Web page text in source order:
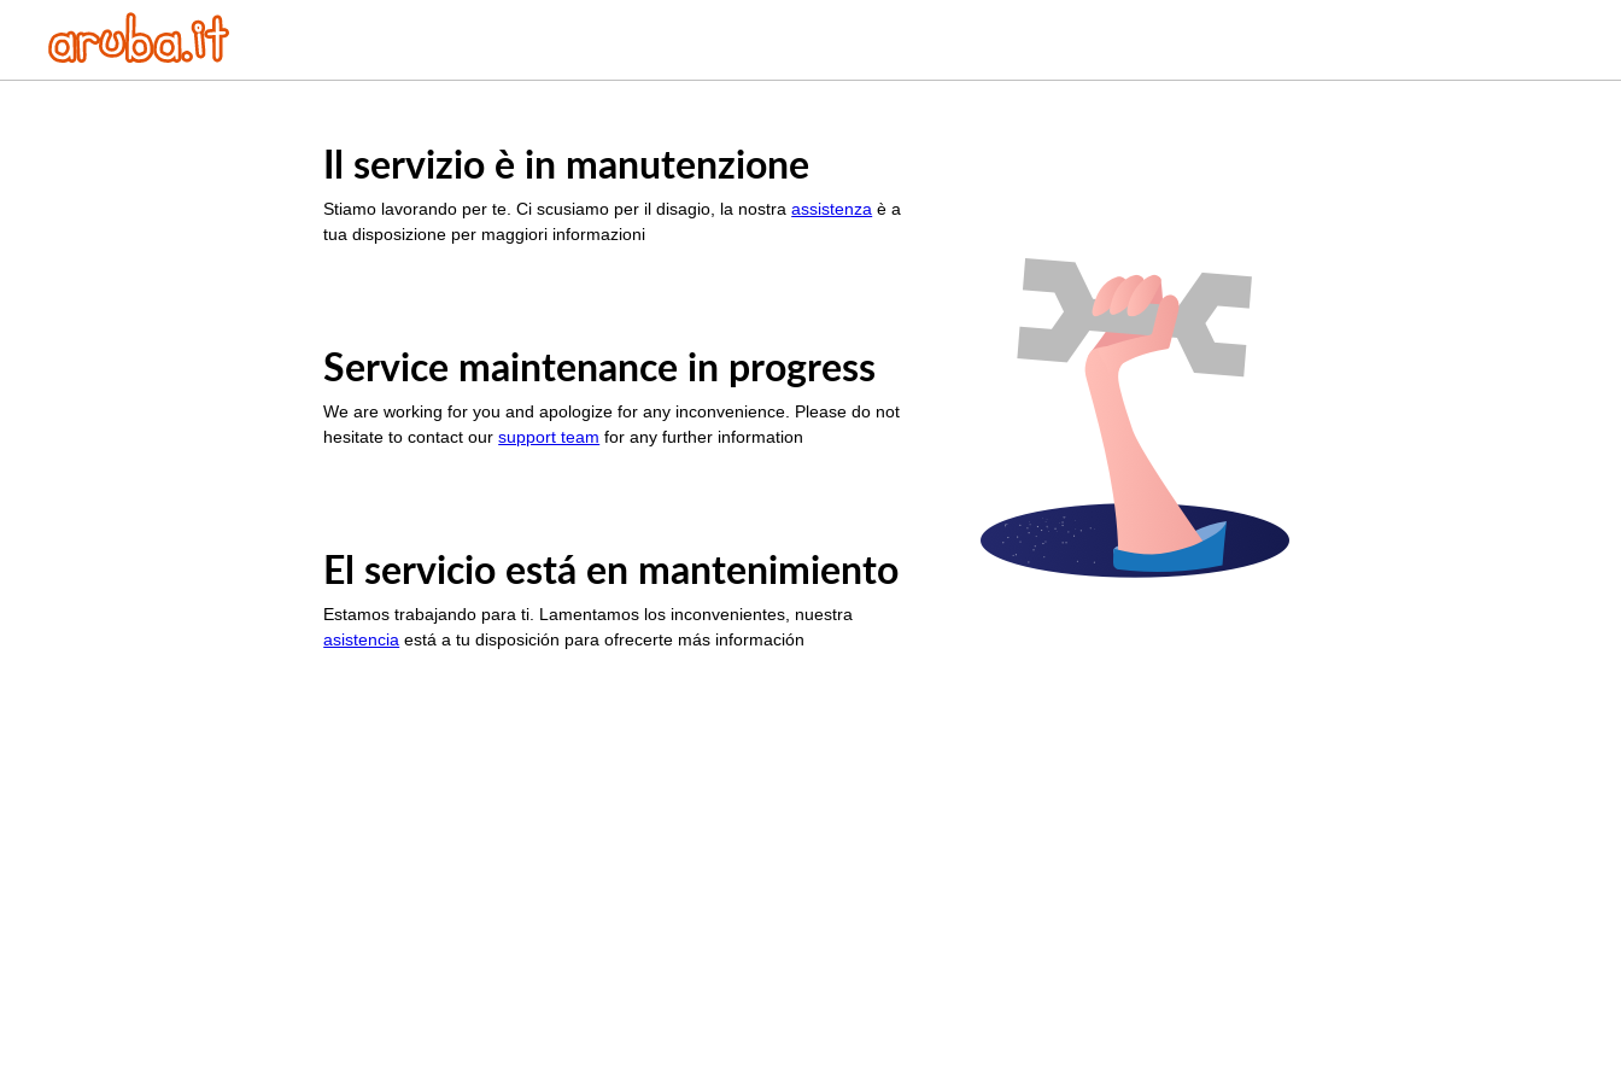
Il servizio è in manutenzione
Stiamo lavorando per te. Ci scusiamo per il disagio, la nostraassistenza è a
tua disposizione per maggiori informazioni
Service maintenance in progress
We are working for you and apologize for any inconvenience. Please do not
hesitate to contact oursupport team for any further information
El servicio está en mantenimiento
Estamos trabajando para ti. Lamentamos los inconvenientes, nuestra
asistencia está a tu disposición para ofrecerte más información